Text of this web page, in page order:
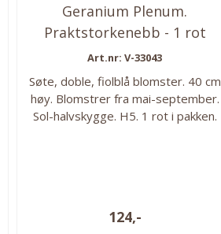
Geranium Plenum.
Praktstorkenebb - 1 rot
Art.nr: V-33043
Søte, doble, fiolblå blomster. 40 cm
høy. Blomstrer fra mai-september.
Sol-halvskygge. H5. 1 rot i pakken.
124,-